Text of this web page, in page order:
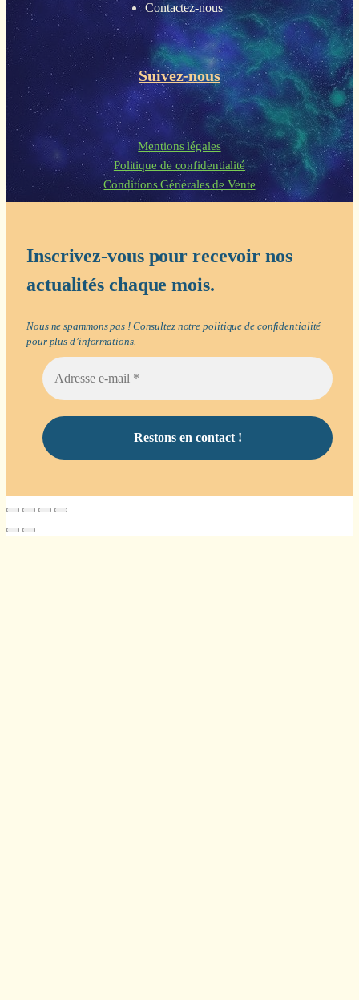
Contactez-nous
Suivez-nous
Mentions légales
Politique de confidentialité
Conditions Générales de Vente
Inscrivez-vous pour recevoir nos
actualités chaque mois.
Nous ne spammons pas ! Consultez notrepolitique de confidentialité
pour plus d’informations.